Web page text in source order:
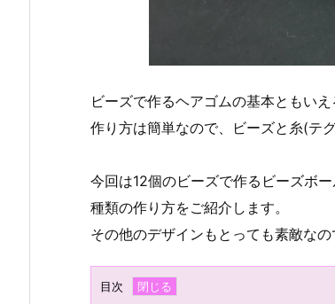
ビーズで作るヘアゴムの基本ともいえ
作り方は簡単なので、ビーズと糸(テ
今回は12個のビーズで作るビーズボ
種類の作り方をご紹介します。
その他のデザインもとっても素敵な
目次